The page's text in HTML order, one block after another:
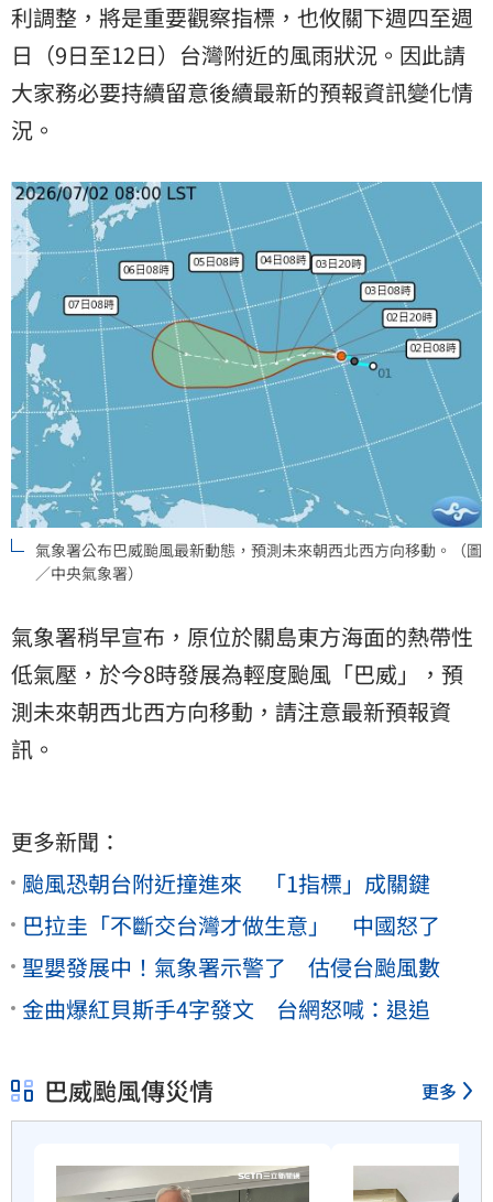
利調整，將是重要觀察指標，也攸關下週四至週
日（9日至12日）台灣附近的風雨狀況。因此請
大家務必要持續留意後續最新的預報資訊變化情
況。
氣象署公布巴威颱風最新動態，預測未來朝西北西方向移動。（圖
／中央氣象署）
氣象署稍早宣布，原位於關島東方海面的熱帶性
低氣壓，於今8時發展為輕度颱風「巴威」，預
測未來朝西北西方向移動，請注意最新預報資
訊。
更多新聞：
颱風恐朝台附近撞進來 「1指標」成關鍵
巴拉圭「不斷交台灣才做生意」 中國怒了
聖嬰發展中！氣象署示警了 估侵台颱風數
金曲爆紅貝斯手4字發文 台網怒喊：退追
巴威颱風傳災情 更多